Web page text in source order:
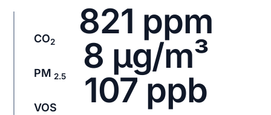
821 ppm
CO2 8 μg/m³
PM 2.5 107 ppb
VOS